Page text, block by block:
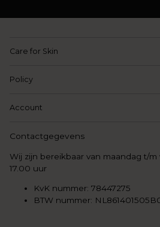
Care for Skin
Policy
Account
Contactgegevens
Wij zijn bereikbaar van maandag t/
17.00 uur
KvK nummer: 78447275
BTW nummer: